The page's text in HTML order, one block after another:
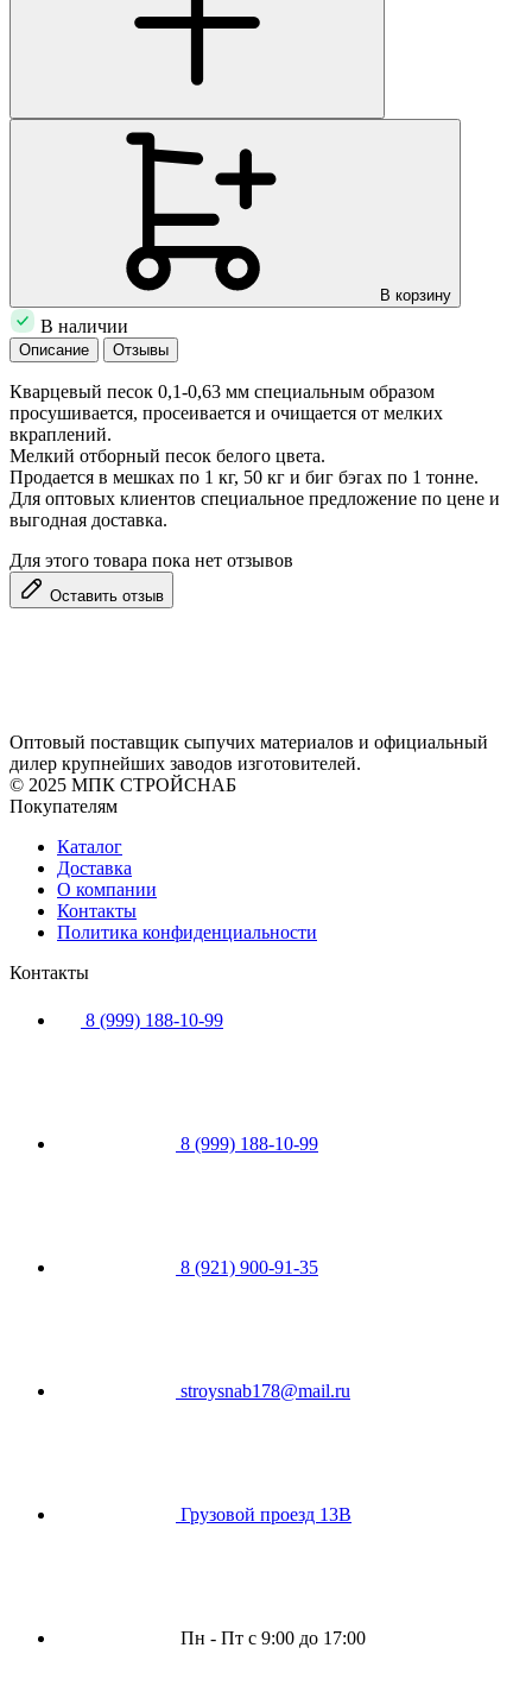
В корзину
В наличии
Описание Отзывы
Кварцевый песок 0,1-0,63 мм специальным образом
просушивается, просеивается и очищается от мелких
вкраплений.
Мелкий отборный песок белого цвета.
Продается в мешках по 1 кг, 50 кг и биг бэгах по 1 тонне.
Для оптовых клиентов специальное предложение по цене и
выгодная доставка.
Для этого товара пока нет отзывов
Оставить отзыв
Оптовый поставщик сыпучих материалов и официальный
дилер крупнейших заводов изготовителей.
© 2025 МПК СТРОЙСНАБ
Покупателям
Каталог
Доставка
О компании
Контакты
Политика конфиденциальности
Контакты
8 (999) 188-10-99
8 (999) 188-10-99
8 (921) 900-91-35
stroysnab178@mail.ru
Грузовой проезд 13В
Пн - Пт с 9:00 до 17:00